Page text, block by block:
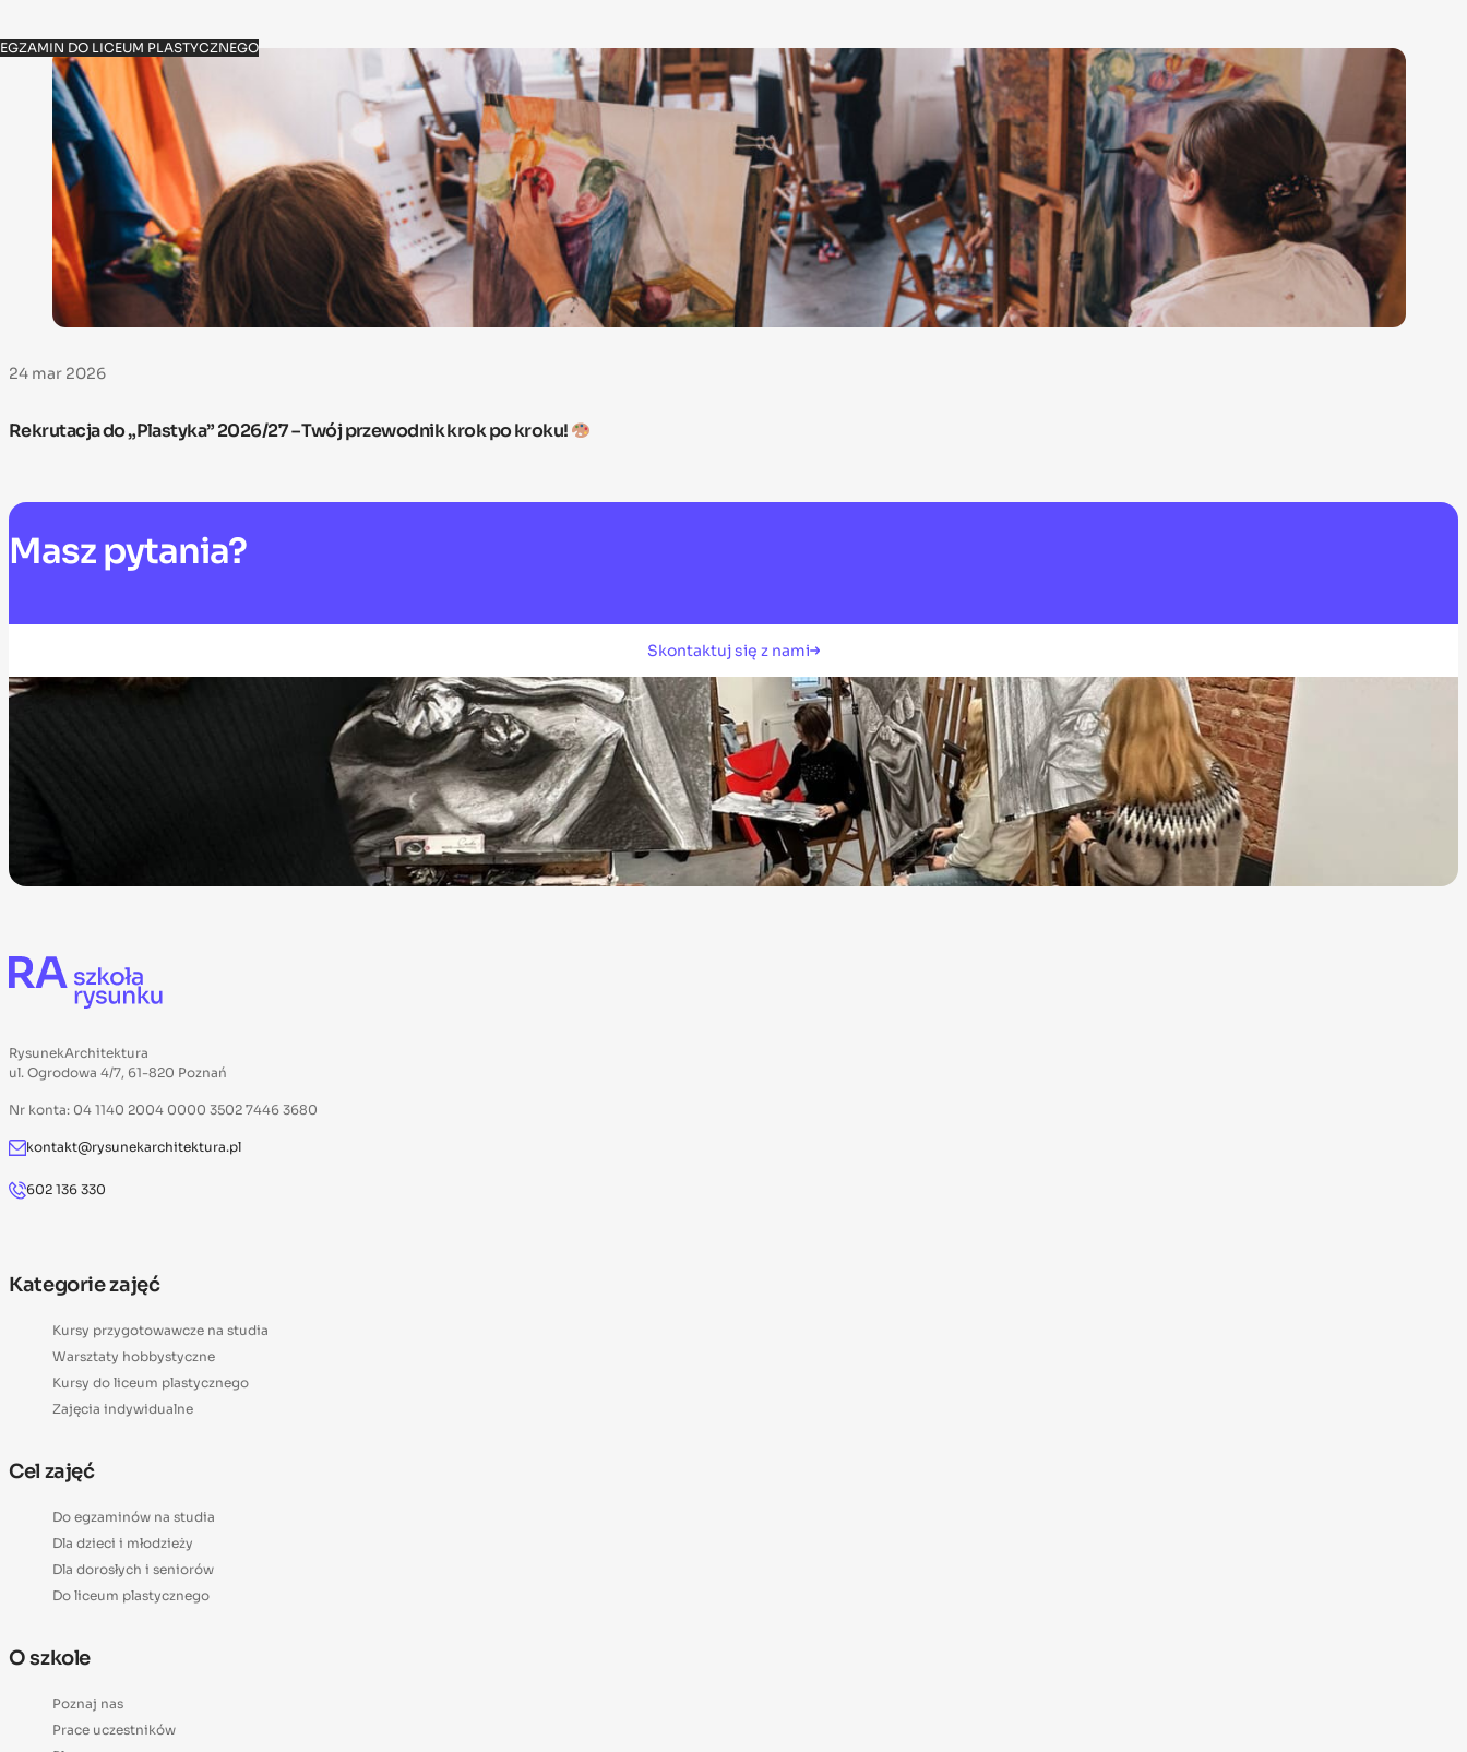
EGZAMIN DO LICEUM PLASTYCZNEGO
24 mar 2026
Rekrutacja do „Plastyka” 2026/27 – Twój przewodnik krok po kroku!
Masz pytania?
Skontaktuj się z nami
RysunekArchitektura
ul. Ogrodowa 4/7, 61-820 Poznań
Nr konta: 04 1140 2004 0000 3502 7446 3680
kontakt@rysunekarchitektura.pl
602 136 330
Kategorie zajęć
Kursy przygotowawcze na studia
Warsztaty hobbystyczne
Kursy do liceum plastycznego
Zajęcia indywidualne
Cel zajęć
Do egzaminów na studia
Dla dzieci i młodzieży
Dla dorosłych i seniorów
Do liceum plastycznego
O szkole
Poznaj nas
Prace uczestników